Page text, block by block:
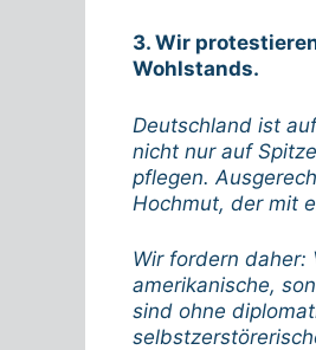
3. Wir
Wohlstands.
Deutschland ist
nicht nur auf
pflegen.
Hochmut, der mit
Wir fordern daher:
amerikanische,
sind ohne